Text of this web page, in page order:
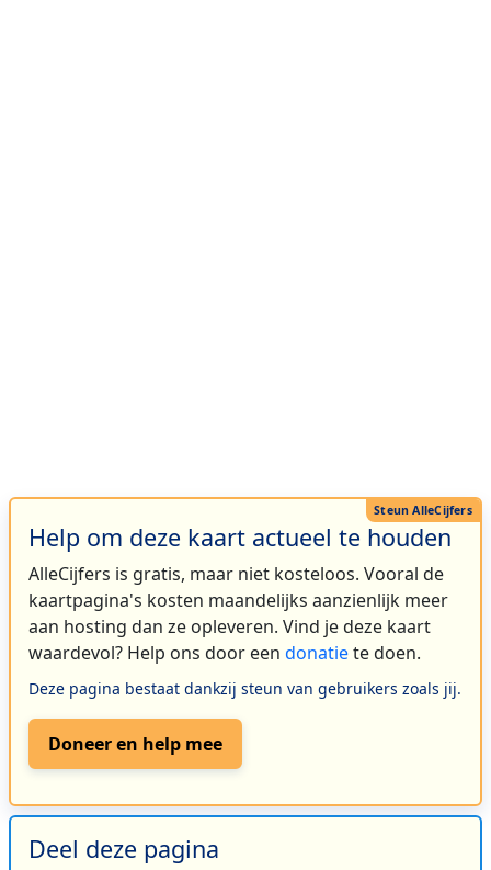
Help om deze kaart actueel te houden
AlleCijfers is gratis, maar niet kosteloos. Vooral de
kaartpagina's kosten maandelijks aanzienlijk meer
aan hosting dan ze opleveren. Vind je deze kaart
waardevol? Help ons door een donatiete doen.
Deze pagina bestaat dankzij steun van gebruikers zoals jij.
Doneer en help mee
Deel deze pagina